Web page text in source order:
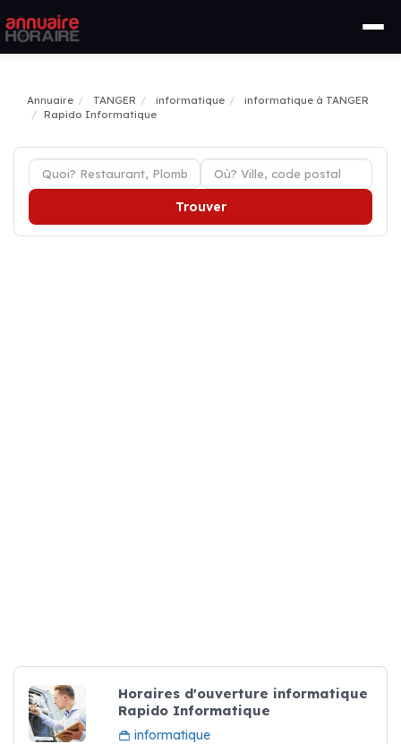
Annuaire TANGER informatique
informatique à TANGER
Rapido Informatique
Trouver
Horaires d'ouverture informatique
Rapido Informatique
informatique